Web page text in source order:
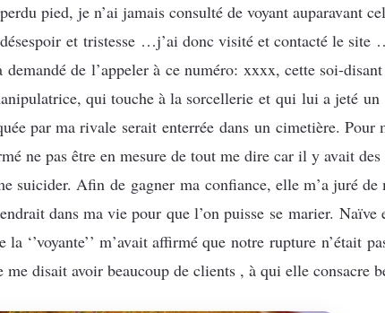
pied, je n’ai jamais consulté de voyant auparavant
et tristesse …j’ai donc visité et contacté le site
de l’appeler à ce numéro: xxxx, cette soi-
qui touche à la sorcellerie et qui lui a jeté
par ma rivale serait enterrée dans un cimetière. Pour
ne pas être en mesure de tout me dire car il y avait des
suicider. Afin de gagner ma confiance, elle m’a juré de
dans ma vie pour que l’on puisse se marier. Naïve
‘’voyante’’ m’avait affirmé que notre rupture n’était
disait avoir beaucoup de clients , à qui elle consacre